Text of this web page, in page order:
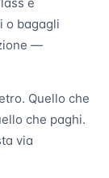
o bagagli
—
Quello che
che paghi.
via